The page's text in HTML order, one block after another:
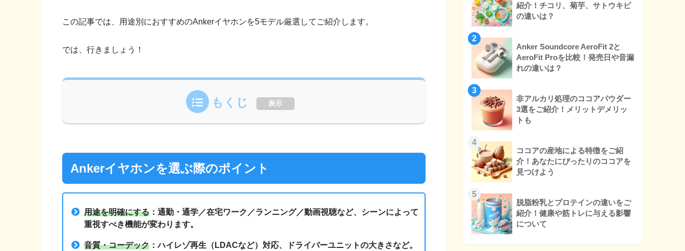
この記事では、用途別におすすめのAnkerイヤホンを5モデル厳選してご紹介します。
では、行きましょう！
もくじ 表示
Ankerイヤホンを選ぶ際のポイント
用途を明確にする ：通勤・通学／在宅ワーク／ランニング／動画視聴など、シーンによって
重視すべき機能が変わります。
音質・コーデック ：ハイレゾ再生（LDACなど）対応、ドライバーユニットの大きさなど。
紹介！チコリ、菊芋、サトウキビ
の違いは？
2
Anker Soundcore AeroFit 2と
AeroFit Proを比較！発売日や音漏
れの違いは？
3
非アルカリ処理のココアパウダー
3選をご紹介！メリットデメリッ
トも
4
ココアの産地による特徴をご紹
介！あなたにぴったりのココアを
見つけよう
5
脱脂粉乳とプロテインの違いをご
紹介！健康や筋トレに与える影響
について